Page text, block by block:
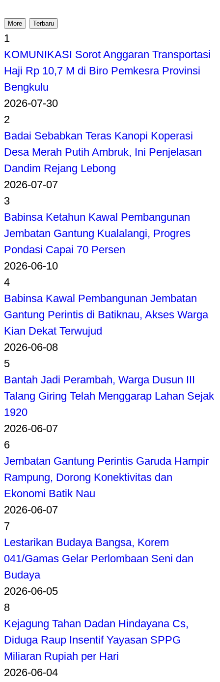
More Terbaru
1
KOMUNIKASI Sorot Anggaran Transportasi
Haji Rp 10,7 M di Biro Pemkesra Provinsi
Bengkulu
2026-07-30
2
Badai Sebabkan Teras Kanopi Koperasi
Desa Merah Putih Ambruk, Ini Penjelasan
Dandim Rejang Lebong
2026-07-07
3
Babinsa Ketahun Kawal Pembangunan
Jembatan Gantung Kualalangi, Progres
Pondasi Capai 70 Persen
2026-06-10
4
Babinsa Kawal Pembangunan Jembatan
Gantung Perintis di Batiknau, Akses Warga
Kian Dekat Terwujud
2026-06-08
5
Bantah Jadi Perambah, Warga Dusun III
Talang Giring Telah Menggarap Lahan Sejak
1920
2026-06-07
6
Jembatan Gantung Perintis Garuda Hampir
Rampung, Dorong Konektivitas dan
Ekonomi Batik Nau
2026-06-07
7
Lestarikan Budaya Bangsa, Korem
041/Gamas Gelar Perlombaan Seni dan
Budaya
2026-06-05
8
Kejagung Tahan Dadan Hindayana Cs,
Diduga Raup Insentif Yayasan SPPG
Miliaran Rupiah per Hari
2026-06-04